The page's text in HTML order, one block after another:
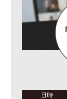
日時